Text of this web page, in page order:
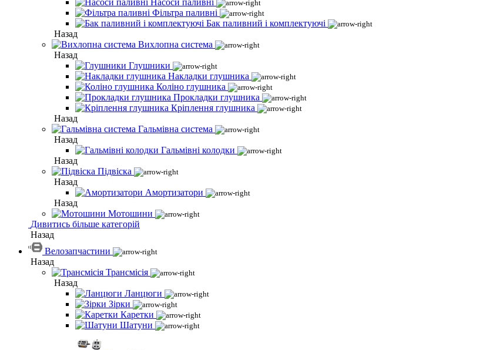
Насоси паливні
Фільтра паливні
Бак паливний і комплектуючі
Назад
Вихлопна система
Назад
Глушники
Накладки глушника
Коліно глушника
Прокладки глушника
Кріплення глушника
Назад
Гальмівна система
Назад
Гальмівні колодки
Назад
Підвіска
Назад
Амортизатори
Назад
Мотошини
Дивитись більше категорій
Назад
Велозапчастини
Назад
Трансмісія
Назад
Ланцюги
Зірки
Каретки
Шатуни